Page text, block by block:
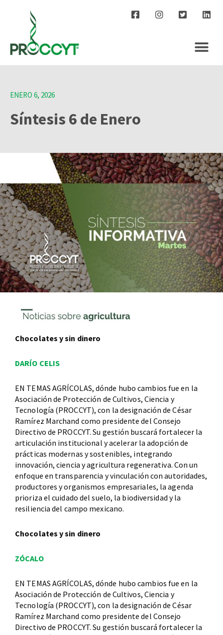
ENERO 6, 2026
Síntesis 6 de Enero
Chocolates y sin dinero
DARÍO CELIS
EN TEMAS AGRÍCOLAS, dónde hubo cambios fue en la
Asociación de Protección de Cultivos, Ciencia y
Tecnología (PROCCYT), con la designación de César
Ramírez Marchand como presidente del Consejo
Directivo de PROCCYT. Su gestión buscará fortalecer la
articulación institucional y acelerar la adopción de
prácticas modernas y sostenibles, integrando
innovación, ciencia y agricultura regenerativa. Con un
enfoque en transparencia y vinculación con autoridades,
productores y organismos empresariales, la agenda
prioriza el cuidado del suelo, la biodiversidad y la
resiliencia del campo mexicano.
Chocolates y sin dinero
ZÓCALO
EN TEMAS AGRÍCOLAS, dónde hubo cambios fue en la
Asociación de Protección de Cultivos, Ciencia y
Tecnología (PROCCYT), con la designación de César
Ramírez Marchand como presidente del Consejo
Directivo de PROCCYT. Su gestión buscará fortalecer la